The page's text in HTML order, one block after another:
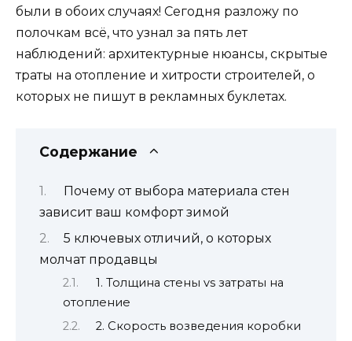
были в обоих случаях! Сегодня разложу по
полочкам всё, что узнал за пять лет
наблюдений: архитектурные нюансы, скрытые
траты на отопление и хитрости строителей, о
которых не пишут в рекламных буклетах.
Содержание
Почему от выбора материала стен
зависит ваш комфорт зимой
5 ключевых отличий, о которых
молчат продавцы
1. Толщина стены vs затраты на
отопление
2. Скорость возведения коробки